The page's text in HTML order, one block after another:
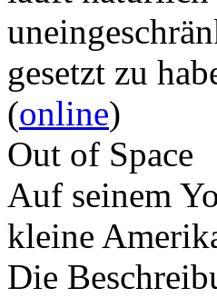
gesetzt zu
(online)
Out of Space
Auf seinem
kleine
Die